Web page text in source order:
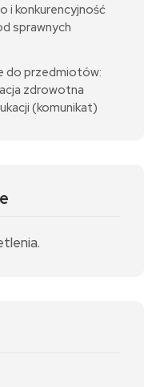
i konkurencyjność
sprawnych
do przedmiotów:
zdrowotna
(komunikat)